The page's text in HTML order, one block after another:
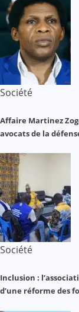
Société
Affaire Martinez
avocats de la
Société
Inclusion :
d’une réforme des